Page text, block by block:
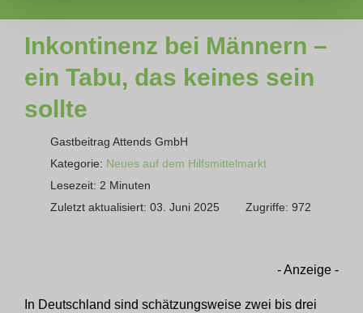
Inkontinenz bei Männern –
ein Tabu, das keines sein
sollte
Gastbeitrag Attends GmbH
Kategorie: Neues auf dem Hilfsmittelmarkt
Lesezeit: 2 Minuten
Zuletzt aktualisiert: 03. Juni 2025
Zugriffe: 972
- Anzeige -
In Deutschland sind schätzungsweise zwei bis drei